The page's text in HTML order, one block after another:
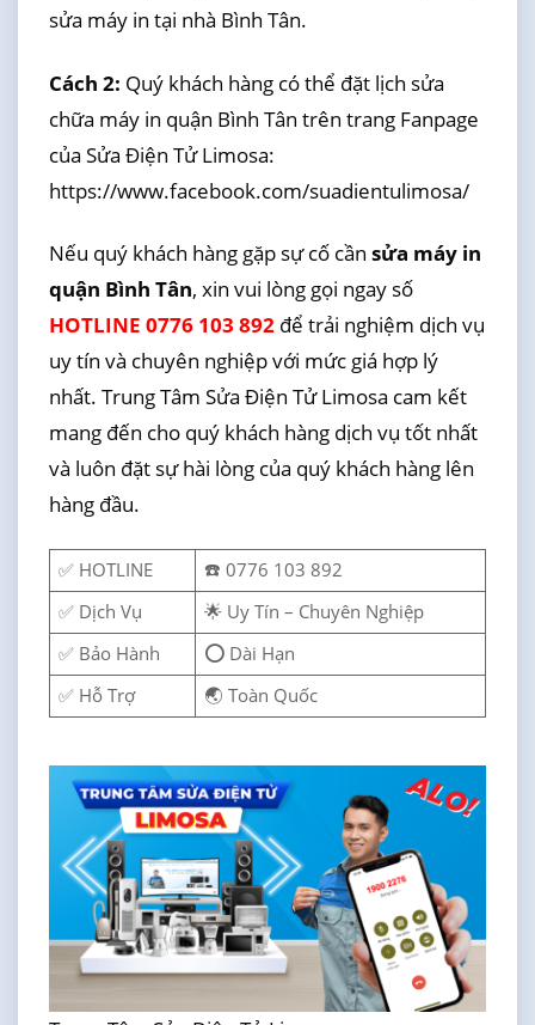
sửa máy in tại nhà Bình Tân.
Cách 2: Quý khách hàng có thể đặt lịch sửa
chữa máy in quận Bình Tân trên trang Fanpage
của Sửa Điện Tử Limosa:
https://www.facebook.com/suadientulimosa/
Nếu quý khách hàng gặp sự cố cần sửa máy in
quận Bình Tân, xin vui lòng gọi ngay số
HOTLINE 0776 103 892để trải nghiệm dịch vụ
uy tín và chuyên nghiệp với mức giá hợp lý
nhất. Trung Tâm Sửa Điện Tử Limosa cam kết
mang đến cho quý khách hàng dịch vụ tốt nhất
và luôn đặt sự hài lòng của quý khách hàng lên
hàng đầu.
✅ HOTLINE
☎️ 0776 103 892
✅ Dịch Vụ
🌟 Uy Tín – Chuyên Nghiệp
✅ Bảo Hành
⭕ Dài Hạn
✅ Hỗ Trợ
🌏 Toàn Quốc